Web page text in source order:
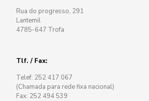
Rua do progresso, 291
Lantemil
4785-647 Trofa
Tlf. / Fax:
Telef: 252 417 067
(Chamada para rede fixa nacional)
Fax: 252 494 539